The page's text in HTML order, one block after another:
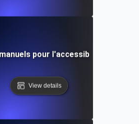
pour l'accessibilité
View details